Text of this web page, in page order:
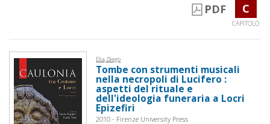
PDF C
CAPITOLO
Elia, Diego
Tombe con strumenti musicali
nella necropoli di Lucifero :
aspetti del rituale e
dell'ideologia funeraria a Locri
Epizefiri
2010 - Firenze University Press